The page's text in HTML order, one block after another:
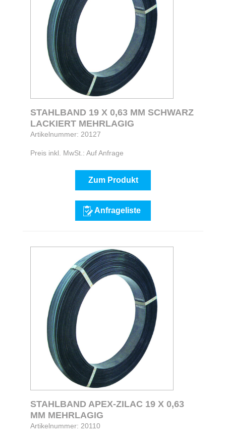
STAHLBAND 19 X 0,63 MM SCHWARZ
LACKIERT MEHRLAGIG
Artikelnummer: 20127
Preis inkl. MwSt.: Auf Anfrage
Zum Produkt
Anfrageliste
STAHLBAND APEX-ZILAC 19 X 0,63
MM MEHRLAGIG
Artikelnummer: 20110